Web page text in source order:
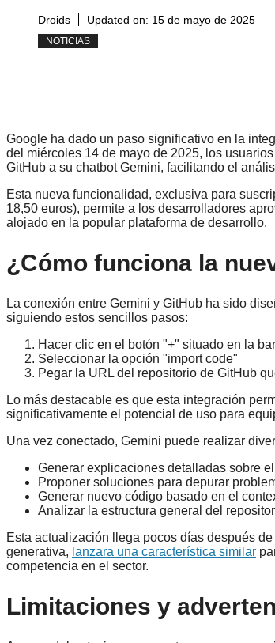
Droids Updated on: 15 de mayo de 2025
NOTICIAS
Google ha dado un paso significativo en la
del miércoles 14 de mayo de 2025, los
GitHub a su chatbot Gemini, facilitando el
Esta nueva funcionalidad, exclusiva para
18,50 euros), permite a los desarrolladores
alojado en la popular plataforma de desarrollo.
¿Cómo funciona la
La conexión entre Gemini y GitHub ha sido
siguiendo estos sencillos pasos:
Hacer clic en el botón "+" situado en la
Seleccionar la opción "import code"
Pegar la URL del repositorio de GitHub
Lo más destacable es que esta integración
significativamente el potencial de uso para
Una vez conectado, Gemini puede realizar
Generar explicaciones detalladas sobre
Proponer soluciones para depurar
Generar nuevo código basado en el
Analizar la estructura general del
Esta actualización llega pocos días después
generativa, lanzara una característica similar
competencia en el sector.
Limitaciones y